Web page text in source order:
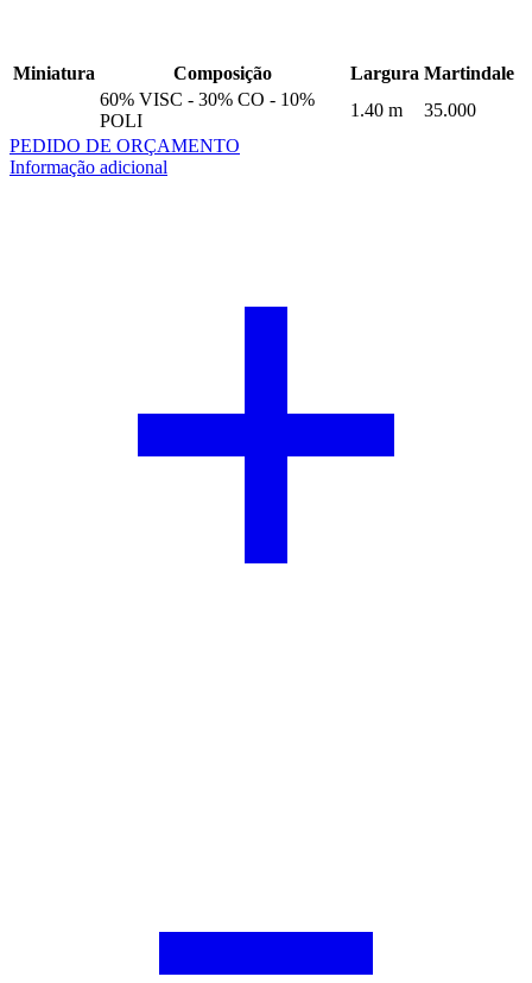
Miniatura Composição Largura Martindale
60% VISC - 30% CO - 10%
POLI
1.40 m
35.000
PEDIDO DE ORÇAMENTO
Informação adicional